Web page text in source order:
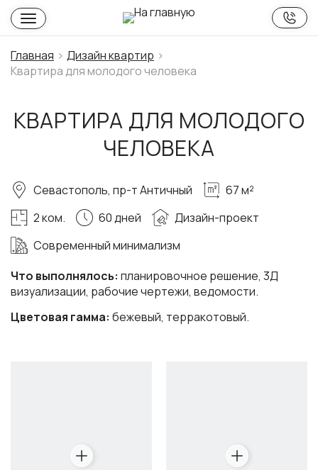
Главная
Дизайн квартир
Квартира для молодого человека
КВАРТИРА ДЛЯ МОЛОДОГО
ЧЕЛОВЕКА
Что выполнялось: планировочное решение, 3Д
визуализации, рабочие чертежи, ведомости.
Цветовая гамма: бежевый, терракотовый.
Севастополь, пр-т Античный
67 м²
2 ком.
60 дней
Дизайн-проект
Современный минимализм